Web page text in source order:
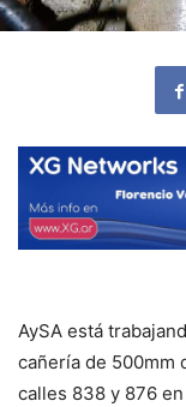
AySA está
cañería de 500mm
calles 838 y 876